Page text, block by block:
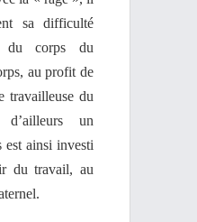
sa difficulté
du corps du
au profit de
travailleuse du
un
est ainsi investi
du travail, au